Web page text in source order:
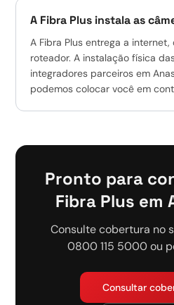
A Fibra Plus instala as
A Fibra Plus entrega a
roteador. A instalação física
integradores parceiros em
podemos colocar você em
Pronto para
Fibra Plus em
Consulte cobertura no
0800 115 5000 ou
Consultar